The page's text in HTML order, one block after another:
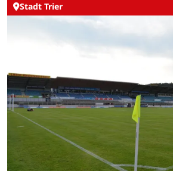
Stadt Trier